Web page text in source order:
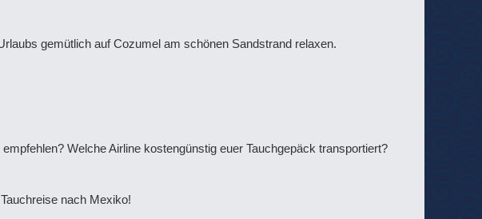
gemütlich auf Cozumel am schönen Sandstrand relaxen.
Welche Airline kostengünstig euer Tauchgepäck transportiert?
nach Mexiko!